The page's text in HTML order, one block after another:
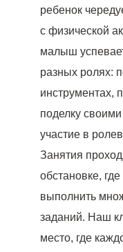
ребенок
с физической
малыш
разных ролях:
инструментах,
поделку
участие в
Занятия
обстановке,
выполнить
заданий. Наш
место, где